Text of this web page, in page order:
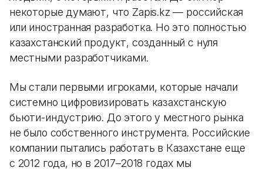
некоторые думают, что Zapis.kz — российская
или иностранная разработка. Но это полностью
казахстанский продукт, созданный с нуля
местными разработчиками.
Мы стали первыми игроками, которые начали
системно цифровизировать казахстанскую
бьюти-индустрию. До этого у местного рынка
не было собственного инструмента. Российские
компании пытались работать в Казахстане еще
с 2012 года, но в 2017–2018 годах мы